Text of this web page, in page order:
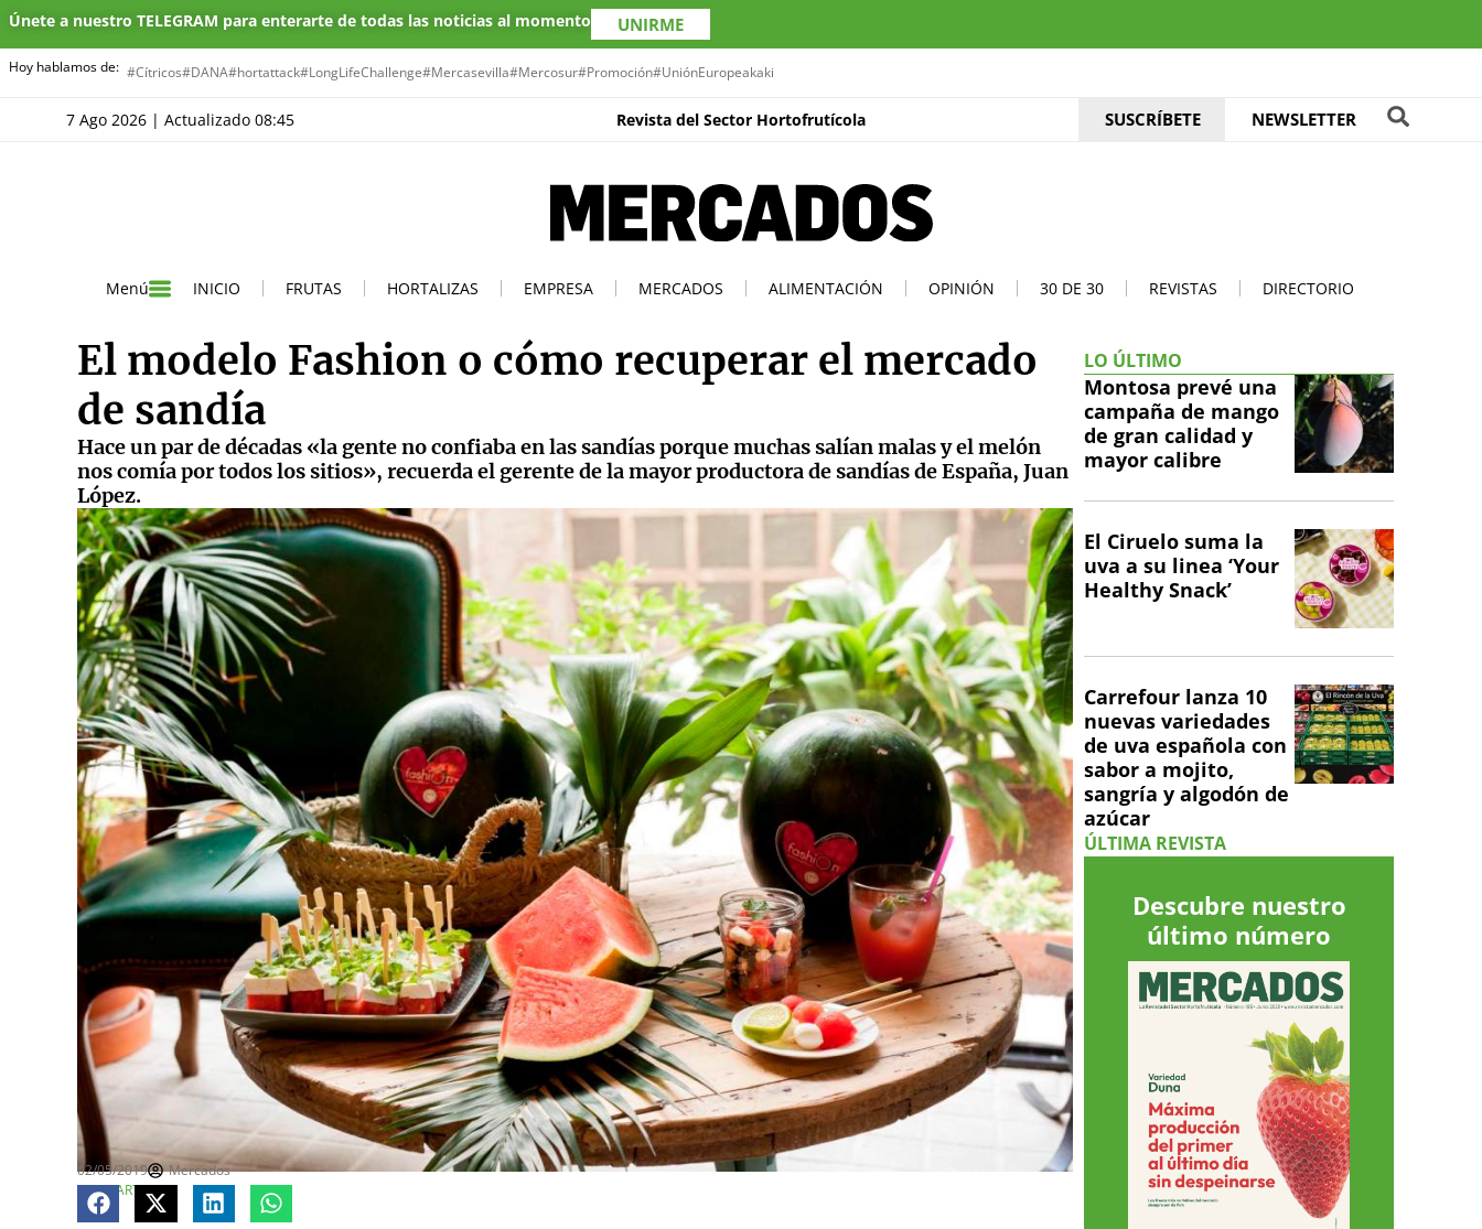
Únete a nuestro TELEGRAM para enterarte de todas las noticias al momento UNIRME
Hoy hablamos de: #Cítricos#DANA#hortattack#LongLifeChallenge#Mercasevilla#Mercosur#Promoción#UniónEuropeakaki
7 Ago 2026 | Actualizado 08:45 Revista del Sector Hortofrutícola SUSCRÍBETE NEWSLETTER
Menú INICIO FRUTAS HORTALIZAS EMPRESA MERCADOS ALIMENTACIÓN OPINIÓN 30 DE 30 REVISTAS DIRECTORIO
El modelo Fashion o cómo recuperar el mercado
de sandía
Hace un par de décadas «la gente no confiaba en las sandías porque muchas salían malas y el melón
nos comía por todos los sitios», recuerda el gerente de la mayor productora de sandías de España, Juan
López.
02/05/2019
Mercados
COMPARTE
LO ÚLTIMO
Montosa prevé una
campaña de mango
de gran calidad y
mayor calibre
El Ciruelo suma la
uva a su linea ‘Your
Healthy Snack’
Carrefour lanza 10
nuevas variedades
de uva española con
sabor a mojito,
sangría y algodón de
azúcar
ÚLTIMA REVISTA
Descubre nuestro
último número